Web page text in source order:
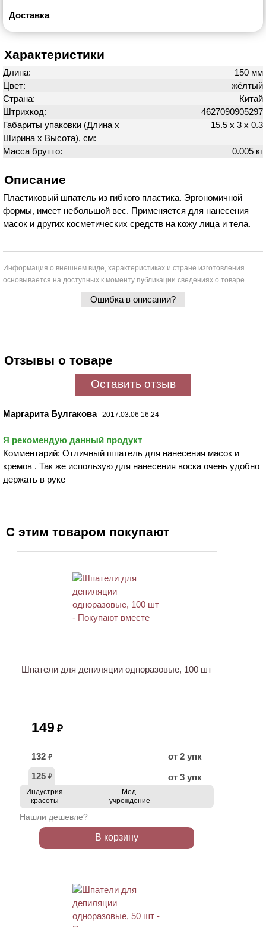
Доставка
Характеристики
Длина:
150 мм
Цвет:
жёлтый
Страна:
Китай
Штрихкод:
4627090905297
Габариты упаковки (Длина х
Ширина х Высота), см:
15.5 х 3 х 0.3
Масса брутто: 0.005 кг
Описание
Пластиковый шпатель из гибкого пластика. Эргономичной
формы, имеет небольшой вес. Применяется для нанесения
масок и других косметических средств на кожу лица и тела.
Информация о внешнем виде, характеристиках и стране изготовления
основывается на доступных к моменту публикации сведениях о товаре.
Ошибка в описании?
Отзывы о товаре
Оставить отзыв
Маргарита Булгакова 2017.03.06 16:24
Я рекомендую данный продукт
Комментарий: Отличный шпатель для нанесения масок и
кремов . Так же использую для нанесения воска очень удобно
держать в руке
С этим товаром покупают
Шпатели для депиляции одноразовые, 100 шт
149 ₽
132 ₽
от 2 упк
125 ₽ от 3 упк
Индустрия
красоты
Мед.
учреждение
Нашли дешевле?
В корзину